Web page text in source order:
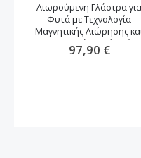
Αιωρούμενη Γλάστρα για
Φυτά με Τεχνολογία
Μαγνητικής Αιώρησης
Περιστροφή -καφέ χρώμα
97,90 €